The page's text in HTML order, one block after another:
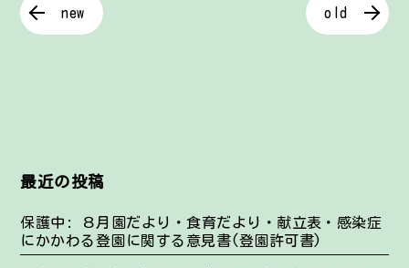
new old
最近の投稿
保護中: ８月園だより・食育だより・献立表・感染症
にかかわる登園に関する意見書(登園許可書)